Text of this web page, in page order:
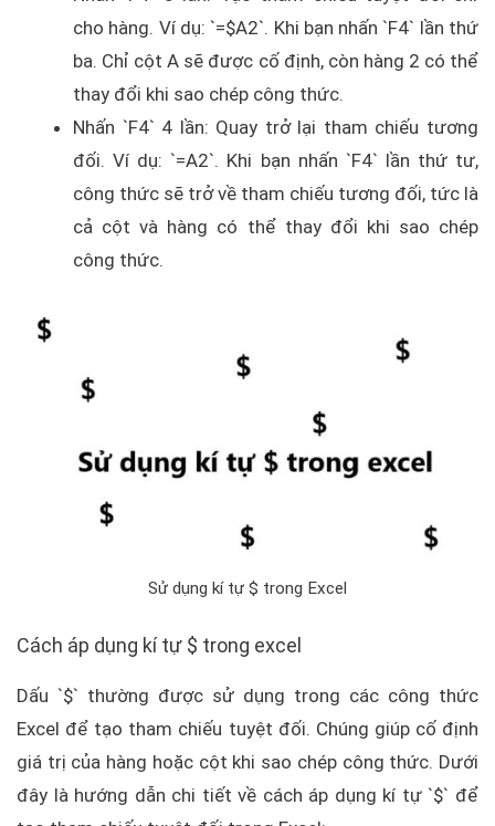
cho hàng. Ví dụ: `=$A2`. Khi bạn nhấn `F4` lần thứ
ba. Chỉ cột A sẽ được cố định, còn hàng 2 có thể
thay đổi khi sao chép công thức.
Nhấn `F4` 4 lần: Quay trở lại tham chiếu tương
đối. Ví dụ: `=A2`. Khi bạn nhấn `F4` lần thứ tư,
công thức sẽ trở về tham chiếu tương đối, tức là
cả cột và hàng có thể thay đổi khi sao chép
công thức.
Sử dụng kí tự $ trong Excel
Cách áp dụng kí tự $ trong excel
Dấu `$` thường được sử dụng trong các công thức
Excel để tạo tham chiếu tuyệt đối. Chúng giúp cố định
giá trị của hàng hoặc cột khi sao chép công thức. Dưới
đây là hướng dẫn chi tiết về cách áp dụng kí tự `$` để